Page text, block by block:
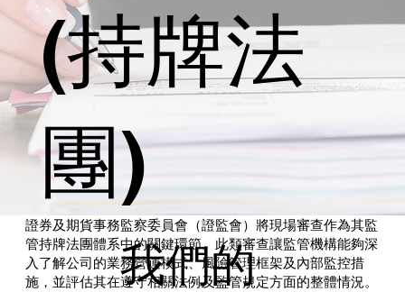
(持牌法
團)
證券及期貨事務監察委員會（證監會）將現場審查作為其監
管持牌法團體系中的關鍵環節。此類審查讓監管機構能夠深
入了解公司的業務營運模式、風險管理框架及內部監控措
施，並評估其在遵守相關法例及監管規定方面的整體情況。
我們的